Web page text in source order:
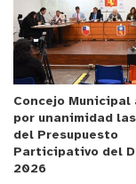
Por su parte, se
funcionamiento
con ello, con el fin
virus, lo ideal es
juegos infantiles,
así como los
propio líquido para
mascarilla, ésta
Concejo Municipal
por unanimidad
del Presupuesto
Participativo del
2026